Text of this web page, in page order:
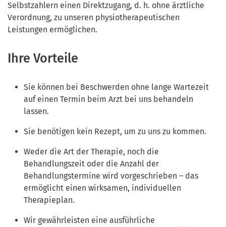
Selbstzahlern einen Direktzugang, d. h. ohne ärztliche
Verordnung, zu unseren physiotherapeutischen
Leistungen ermöglichen.
Ihre Vorteile
Sie können bei Beschwerden ohne lange Wartezeit
auf einen Termin beim Arzt bei uns behandeln
lassen.
Sie benötigen kein Rezept, um zu uns zu kommen.
Weder die Art der Therapie, noch die
Behandlungszeit oder die Anzahl der
Behandlungstermine wird vorgeschrieben – das
ermöglicht einen wirksamen, individuellen
Therapieplan.
Wir gewährleisten eine ausführliche